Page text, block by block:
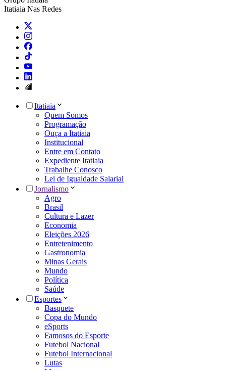
Itatiaia Nas Redes
Itatiaia
Quem Somos
Programação
Ouça a Itatiaia
Institucional
Entre em Contato
Expediente Itatiaia
Trabalhe Conosco
Lei de Igualdade Salarial
Jornalismo
Agro
Brasil
Cultura e Lazer
Economia
Eleições 2026
Entretenimento
Gastronomia
Minas Gerais
Mundo
Política
Saúde
Esportes
Basquete
Copa do Mundo
eSports
Famosos do Esporte
Futebol Nacional
Futebol Internacional
Lutas